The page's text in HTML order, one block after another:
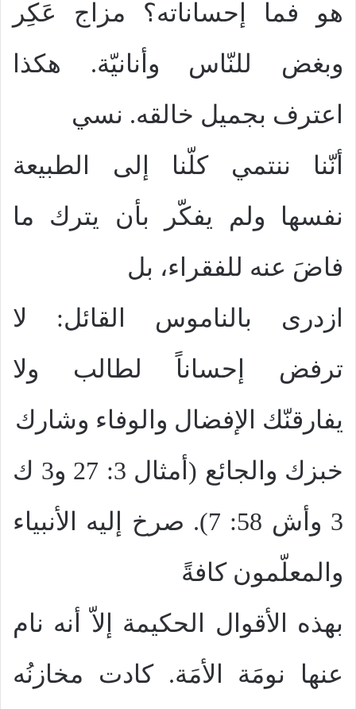
هو فما إحساناته؟ مزاج عَكِر
وبغض للنّاس وأنانيّة. هكذا
اعترف بجميل خالقه. نسي
أنّنا ننتمي كلّنا إلى الطبيعة
نفسها ولم يفكّر بأن يترك ما
فاضَ عنه للفقراء، بل
ازدرى بالناموس القائل: لا
ترفض إحساناً لطالب ولا
يفارقنّك الإفضال والوفاء وشارك
خبزك والجائع (أمثال 3: 27 و3 ك
3 وأش 58: 7). صرخ إليه الأنبياء
والمعلّمون كافةً
بهذه الأقوال الحكيمة إلاّ أنه نام
عنها نومَة الأمَة. كادت مخازنُه